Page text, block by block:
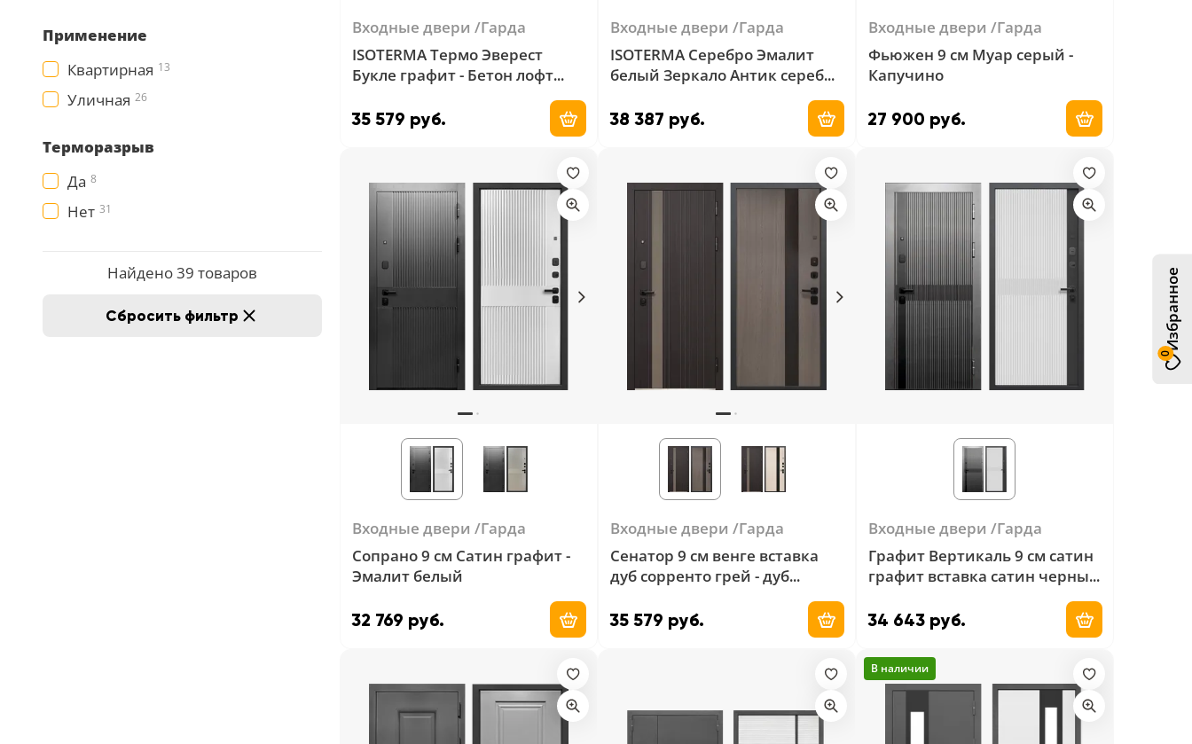
0
Избранное
Применение
Квартирная 13
Уличная 26
Терморазрыв
Да 8
Нет 31
Найдено 39 товаров
Сбросить фильтр
Входные двери
Гарда
ISOTERMA Термо Эверест
Букле графит - Бетон лофт
35 579 руб. Добавить в корзину
Входные двери
Гарда
ISOTERMA Серебро Эмалит
белый Зеркало Антик серебро
38 387 руб. Добавить в корзину
Входные двери
Гарда
Фьюжен 9 см Муар серый -
Капучино
27 900 руб. Добавить в
Входные двери
Гарда
Сопрано 9 см Сатин графит -
Эмалит белый
32 769 руб. Добавить в корзину
Входные двери
Гарда
Сенатор 9 см венге вставка
дуб сорренто грей - дуб
сорренто грей вставка венге
35 579 руб. Добавить в корзину
Входные двери
Гарда
Графит Вертикаль 9 см сатин
графит вставка сатин черный
- сатин белый вставка сатин
черный
34 643 руб. Добавить в
В наличии